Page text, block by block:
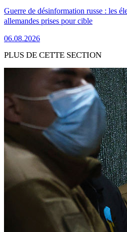
Guerre de désinformation russe : les
allemandes prises pour cible
06.08.2026
PLUS DE CETTE SECTION